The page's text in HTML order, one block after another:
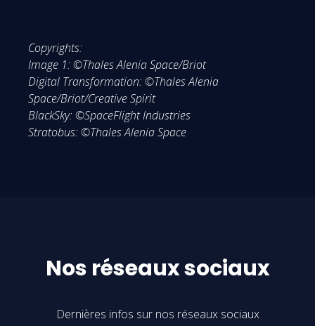
Copyrights:
Image 1: ©Thales Alenia Space/Briot
Digital Transformation: ©Thales Alenia
Space/Briot/Creative Spirit
BlackSky: ©SpaceFlight Industries
Stratobus: ©Thales Alenia Space
Nos réseaux sociaux
Dernières infos sur nos réseaux sociaux